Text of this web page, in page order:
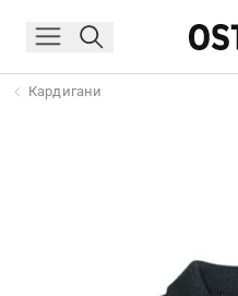
Кардигани